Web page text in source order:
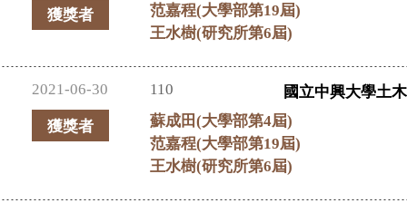
獲獎者
范嘉程(大學部第19屆)
王水樹(研究所第6屆)
2021-06-30 110
國立中興大學土
獲獎者
蘇成田(大學部第4屆)
范嘉程(大學部第19屆)
王水樹(研究所第6屆)